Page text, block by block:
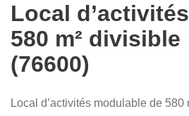
Local
580 m² divisible
(76600)
Local d’activités modulable de 580